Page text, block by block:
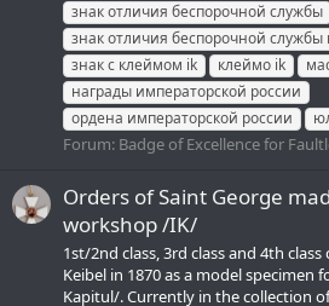
знак отличия беспорочной службы
знак отличия беспорочной службы
знак с клеймом ik
клеймо ik
награды императорской россии
ордена императорской россии
Forum: Badge of Excellence for
Orders of Saint George
workshop /IK/
1st/2nd class, 3rd class and 4th class
Keibel in 1870 as a model specimen
Kapitul/. Currently in the collection